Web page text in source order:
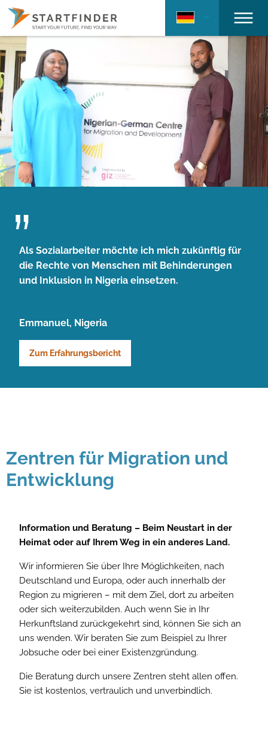
Als Sozialarbeiter möchte ich mich zukünftig für
die Rechte von Menschen mit Behinderungen
und Inklusion in Nigeria einsetzen.
Emmanuel, Nigeria
Zum Erfahrungsbericht
Zentren für Migration und
Entwicklung
Information und Beratung – Beim Neustart in der
Heimat oder auf Ihrem Weg in ein anderes Land.
Wir informieren Sie über Ihre Möglichkeiten, nach
Deutschland und Europa, oder auch innerhalb der
Region zu migrieren – mit dem Ziel, dort zu arbeiten
oder sich weiterzubilden. Auch wenn Sie in Ihr
Herkunftsland zurückgekehrt sind, können Sie sich an
uns wenden. Wir beraten Sie zum Beispiel zu Ihrer
Jobsuche oder bei einer Existenzgründung.
Die Beratung durch unsere Zentren steht allen offen.
Sie ist kostenlos, vertraulich und unverbindlich.